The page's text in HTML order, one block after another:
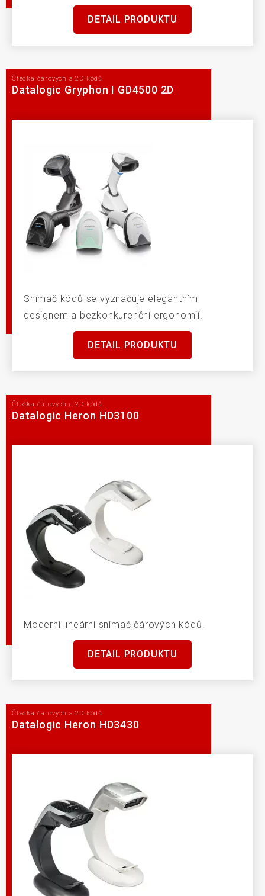
DETAIL PRODUKTU
Čtečka čárových a 2D kódů
Datalogic Gryphon I GD4500 2D
Snímač kódů se vyznačuje elegantním
designem a bezkonkurenční ergonomií.
DETAIL PRODUKTU
Čtečka čárových a 2D kódů
Datalogic Heron HD3100
Moderní lineární snímač čárových kódů.
DETAIL PRODUKTU
Čtečka čárových a 2D kódů
Datalogic Heron HD3430